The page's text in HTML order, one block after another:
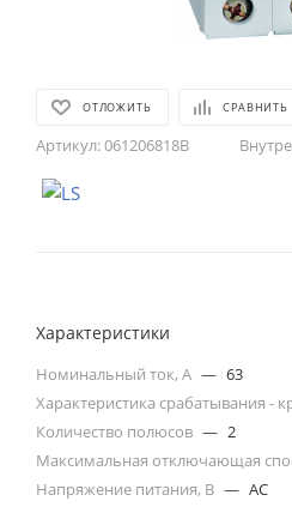
ОТЛОЖИТЬ СРАВНИТЬ
Артикул:061206818B
Характеристики
Номинальный ток, А — 63
Характеристика срабатывания -
Количество полюсов — 2
Максимальная отключающая
Напряжение питания, В — AC